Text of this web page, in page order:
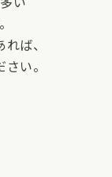
ば、
い。